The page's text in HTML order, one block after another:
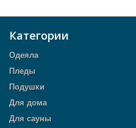
Категории
Одеяла
Пледы
Подушки
Для дома
Для сауны